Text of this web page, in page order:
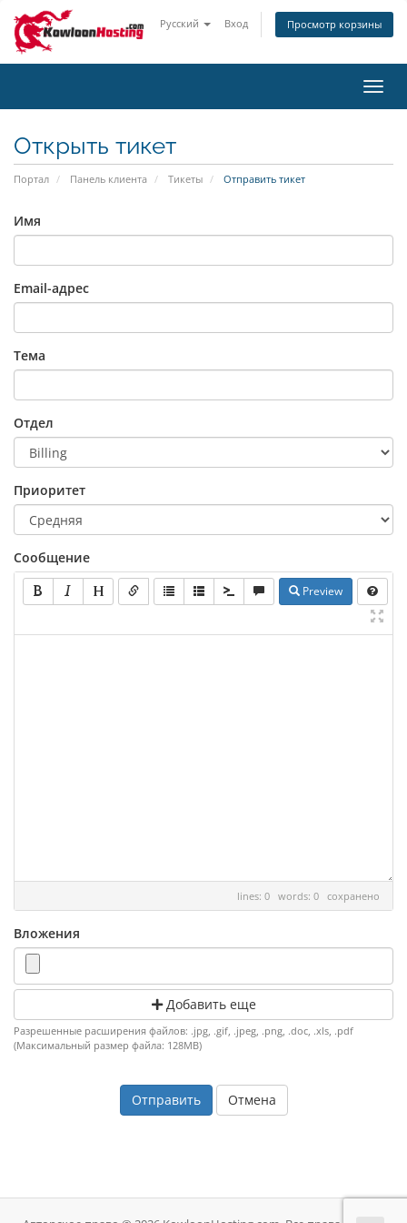
Русский Вход Просмотр корзины
Открыть тикет
Портал Панель клиента Тикеты Отправить тикет
Имя
Email-адрес
Тема
Отдел
Приоритет
Сообщение
Preview
lines: 0 words: 0 сохранено
Вложения
Добавить еще
Разрешенные расширения файлов: .jpg, .gif, .jpeg, .png, .doc, .xls, .pdf
(Максимальный размер файла: 128MB)
Отмена